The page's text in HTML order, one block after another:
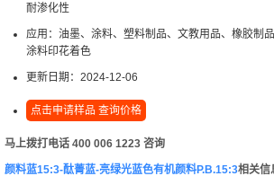
耐渗化性
应用： 油墨、涂料、塑料制品、文教用品、橡胶制
涂料印花着色
更新日期： 2024-12-06
点击申请样品 查询价格
马上拨打电话 400 006 1223 咨询
颜料蓝15:3-酞菁蓝-亮绿光蓝色有机颜料P.B.15:3相关信